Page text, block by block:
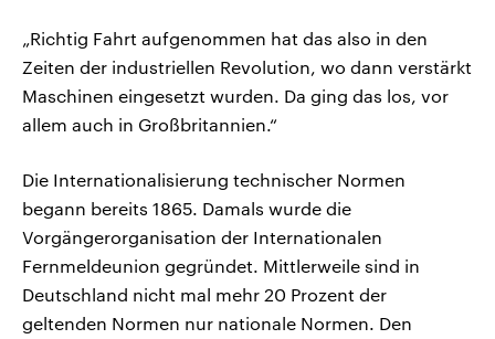
„Richtig Fahrt aufgenommen hat das also in den
Zeiten der industriellen Revolution, wo dann verstärkt
Maschinen eingesetzt wurden. Da ging das los, vor
allem auch in Großbritannien.“
Die Internationalisierung technischer Normen
begann bereits 1865. Damals wurde die
Vorgängerorganisation der Internationalen
Fernmeldeunion gegründet. Mittlerweile sind in
Deutschland nicht mal mehr 20 Prozent der
geltenden Normen nur nationale Normen. Den